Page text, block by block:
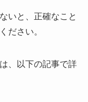
いと、正確なこと
ださい。
、以下の記事で詳